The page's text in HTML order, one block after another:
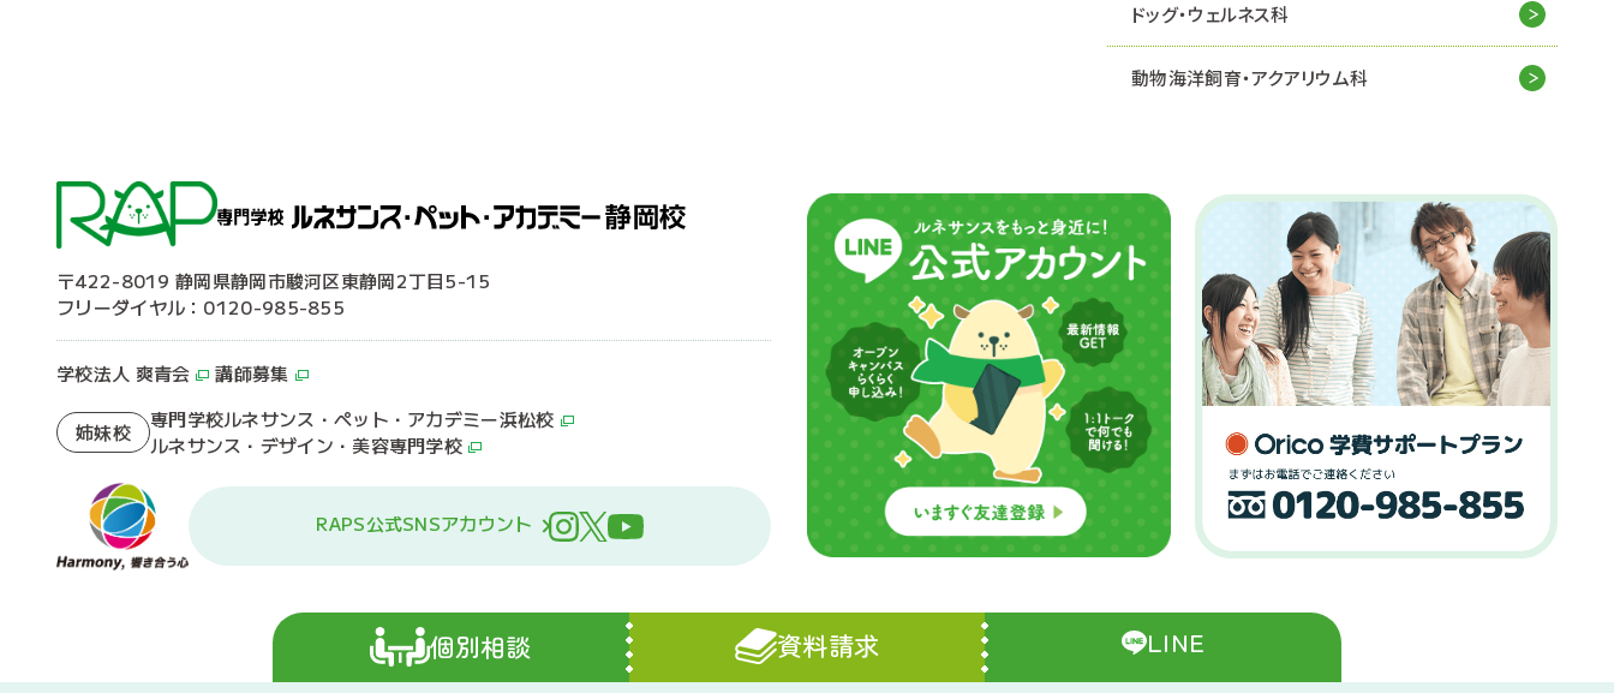
ドッグ・ウェルネス科
動物海洋飼育・アクアリウム科
〒422-8019 静岡県静岡市駿河区東静岡2丁目5-15
フリーダイヤル：0120-985-855
学校法人 爽青会 講師募集
姉妹校
専門学校ルネサンス・ペット・アカデミー浜松校
ルネサンス・デザイン・美容専門学校
RAPS公式SNSアカウント
個別相談 資料請求 LINE